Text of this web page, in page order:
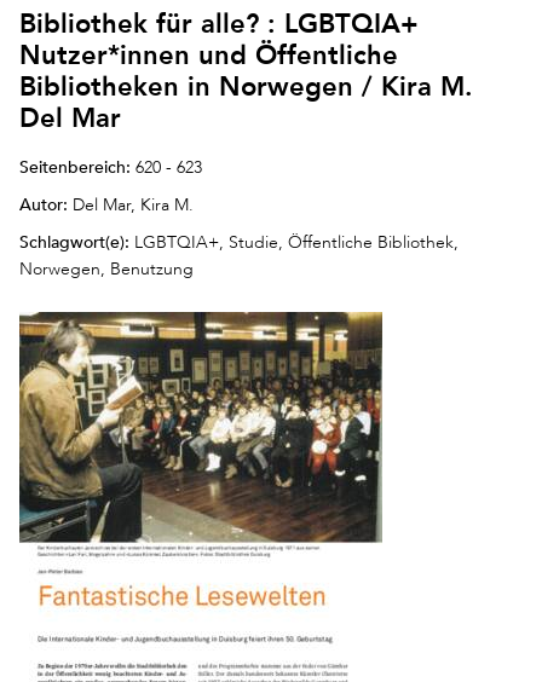
Bibliothek für alle? : LGBTQIA+
Nutzer*innen und Öffentliche
Bibliotheken in Norwegen / Kira M.
Del Mar
Seitenbereich: 620 - 623
Autor: Del Mar, Kira M.
Schlagwort(e): LGBTQIA+, Studie, Öffentliche Bibliothek,
Norwegen, Benutzung